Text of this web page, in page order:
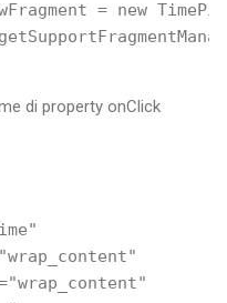
= new
di property onClick